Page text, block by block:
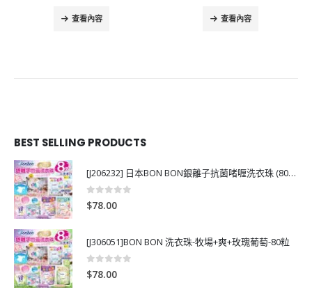
查看內容 查看內容
BEST SELLING PRODUCTS
[J206232] 日本BON BON銀離子抗菌啫喱洗衣珠 (80粒)
0out of 5
$78.00
[J306051]BON BON 洗衣珠-牧場+爽+玫瑰葡萄-80粒
0
$78.00